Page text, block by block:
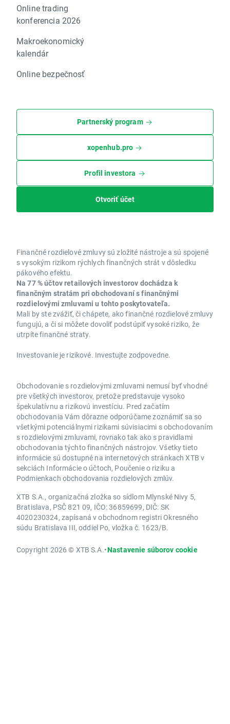
Online trading
konferencia 2026
Makroekonomický
kalendár
Online bezpečnosť
Partnerský program
xopenhub.pro
Profil investora
Otvoriť účet
Finančné rozdielové zmluvy sú zložité nástroje a sú spojené
s vysokým rizikom rýchlych finančných strát v dôsledku
pákového efektu.
Na 77 % účtov retailových investorov dochádza k
finančným stratám pri obchodovaní s finančnými
rozdielovými zmluvami u tohto poskytovateľa.
Mali by ste zvážiť, či chápete, ako finančné rozdielové zmluvy
fungujú, a či si môžete dovoliť podstúpiť vysoké riziko, že
utrpíte finančné straty.
Investovanie je rizikové. Investujte zodpovedne.
Obchodovanie s rozdielovými zmluvami nemusí byť vhodné
pre všetkých investorov, pretože predstavuje vysoko
špekulatívnu a rizikovú investíciu. Pred začatím
obchodovania Vám dôrazne odporúčame zoznámiť sa so
všetkými potenciálnymi rizikami súvisiacimi s obchodovaním
s rozdielovými zmluvami, rovnako tak ako s pravidlami
obchodovania týchto finančných nástrojov. Všetky tieto
informácie sú dostupné na internetových stránkach XTB v
sekciách Informácie o účtoch, Poučenie o riziku a
Podmienkach obchodovania rozdielových zmlúv.
XTB S.A., organizačná zložka so sídlom Mlynské Nivy 5,
Bratislava, PSČ 821 09, IČO: 36859699, DIČ: SK
4020230324, zapísaná v obchodnom registri Okresného
súdu Bratislava III, oddiel Po, vložka č. 1623/B.
Copyright 2026 © XTB S.A.•Nastavenie súborov cookie